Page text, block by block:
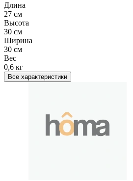
Длина
27 см
Высота
30 см
Ширина
30 см
Вес
0,6 кг
Все характеристики